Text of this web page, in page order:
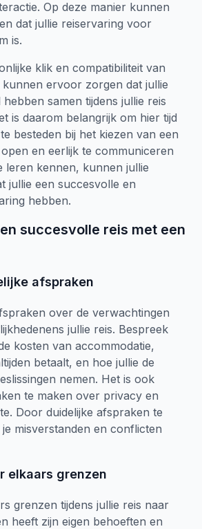
Op deze manier kunnen
dat jullie reiservaring voor
is.
klik en compatibiliteit van
ervoor zorgen dat jullie
hebben samen tijdens jullie reis
is daarom belangrijk om hier tijd
besteden bij het kiezen van een
en eerlijk te communiceren
leren kennen, kunnen jullie
jullie een succesvolle en
hebben.
succesvolle reis met een
afspraken
over de verwachtingen
jullie reis. Bespreek
kosten van accommodatie,
betaalt, en hoe jullie de
nemen. Het is ook
te maken over privacy en
Door duidelijke afspraken te
misverstanden en conflicten
elkaars grenzen
grenzen tijdens jullie reis naar
heeft zijn eigen behoeften en